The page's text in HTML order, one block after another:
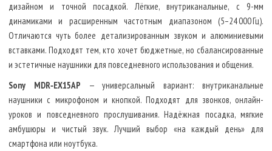
дизайном и точной посадкой. Лёгкие, внутриканальные, с 9-мм
динамиками и расширенным частотным диапазоном (5–24 000 Гц).
Отличаются чуть более детализированным звуком и алюминиевыми
вставками. Подходят тем, кто хочет бюджетные, но сбалансированные
и эстетичные наушники для повседневного использования и общения.
Sony MDR‑EX15AP — универсальный вариант: внутриканальные
наушники с микрофоном и кнопкой. Подходят для звонков, онлайн-
уроков и повседневного прослушивания. Надёжная посадка, мягкие
амбушюры и чистый звук. Лучший выбор «на каждый день» для
смартфона или ноутбука.